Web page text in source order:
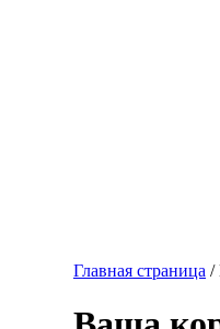
Главная страница /